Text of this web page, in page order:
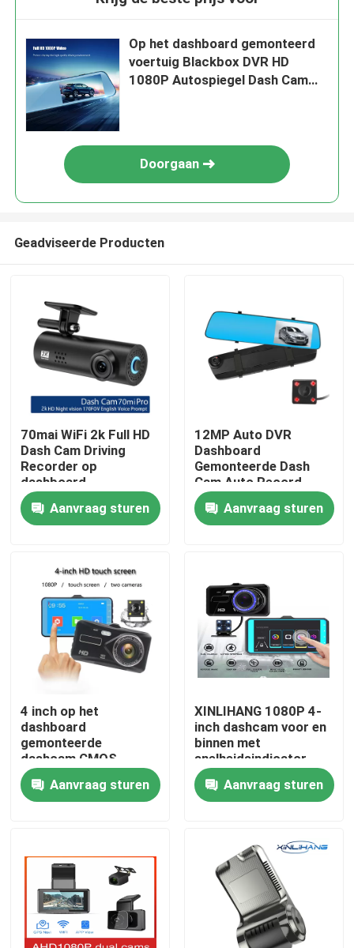
Thuis
VR-show
Over ons
Kwaliteitscontrole
Contacteer ons
Alle Gevallen
Auto DVR-camera
Op het dashboard gemonteerd
voertuig Blackbox DVR HD
1080P Autospiegel Dash Cam
Doorgaan
Geadviseerde Producten
70mai WiFi 2k Full HD
Dash Cam Driving
Recorder op
dashboard
gemonteerd
Aanvraag sturen
12MP Auto DVR
Dashboard
Gemonteerde Dash
Cam Auto Record
Cyclusopname
Aanvraag sturen
4 inch op het
dashboard
gemonteerde
dashcam CMOS-
sensor voor en achter
Aanvraag sturen
XINLIHANG 1080P 4-
inch dashcam voor en
binnen met
snelheidsindicator
Aanvraag sturen